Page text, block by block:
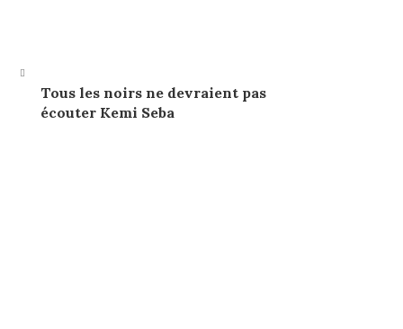
Tous les noirs ne devraient pas
écouter Kemi Seba